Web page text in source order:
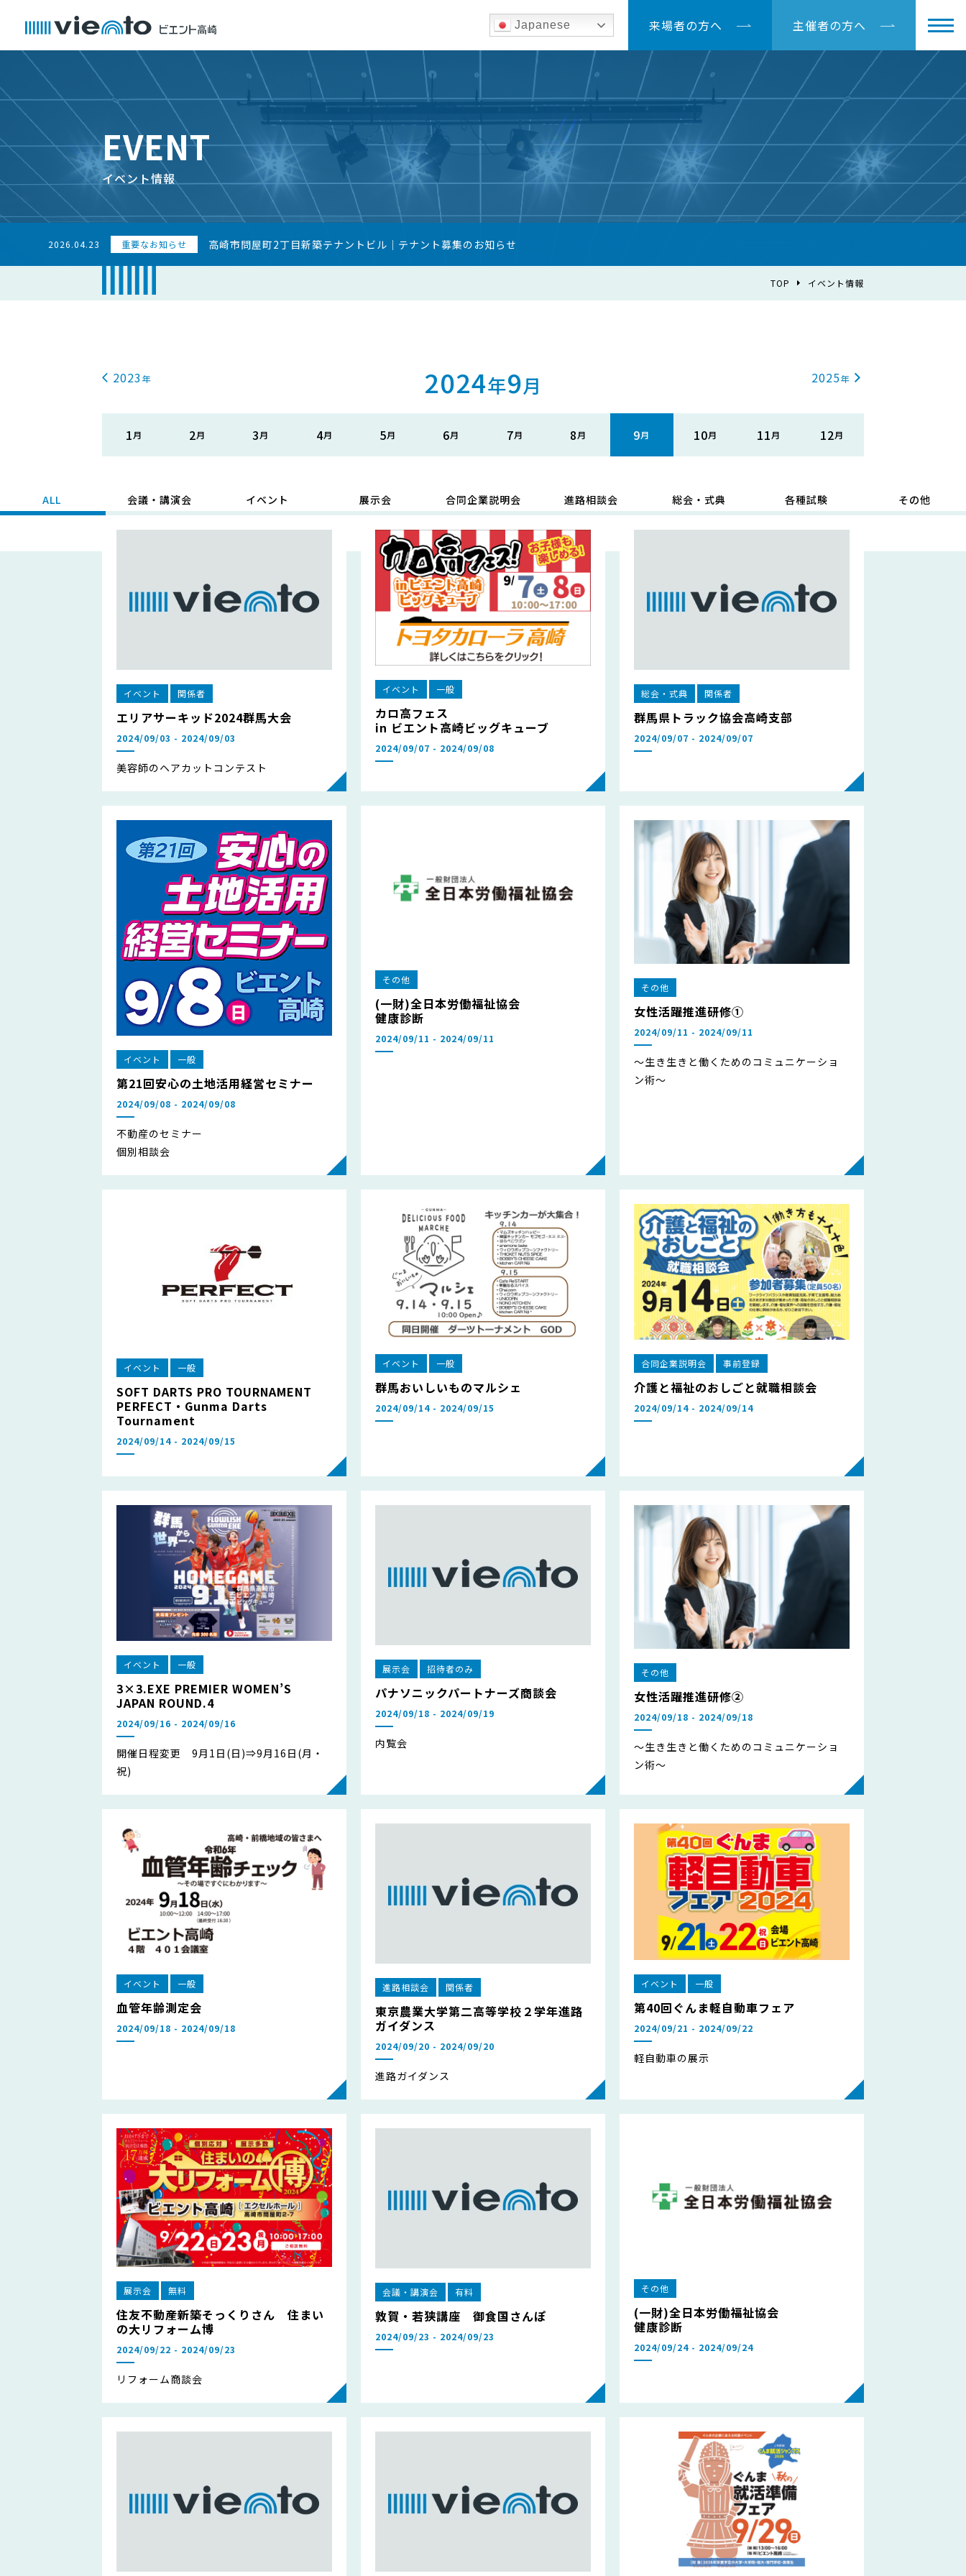
Japanese 来場者の方へ 主催者の方へ
EVENT
イベント情報
2026.04.23 重要なお知らせ 高崎市問屋町2丁目新築テナントビル｜テナント募集のお知らせ
TOP イベント情報
2023 2024年9月
1 2 3 4 5 6 7 8 9 10 11 12
2025
ALL 会議・講演会 イベント 展示会 合同企業説明会 進路相談会 総会・式典 各種試験 その他
イベント 関係者
エリアサーキッド2024群馬大会
2024/09/03 - 2024/09/03
美容師のヘアカットコンテスト
イベント 一般
カロ高フェス
in ビエント高崎ビッグキューブ
2024/09/07 - 2024/09/08
総会・式典 関係者
群馬県トラック協会高崎支部
2024/09/07 - 2024/09/07
イベント 一般
第21回安心の土地活用経営セミナー
2024/09/08 - 2024/09/08
不動産のセミナー
個別相談会
その他
(一財)全日本労働福祉協会
健康診断
2024/09/11 - 2024/09/11
その他
女性活躍推進研修①
2024/09/11 - 2024/09/11
～生き生きと働くためのコミュニケーショ
ン術～
イベント 一般
SOFT DARTS PRO TOURNAMENT
PERFECT・Gunma Darts
Tournament
2024/09/14 - 2024/09/15
イベント 一般
群馬おいしいものマルシェ
2024/09/14 - 2024/09/15
合同企業説明会 事前登録
介護と福祉のおしごと就職相談会
2024/09/14 - 2024/09/14
イベント 一般
3×3.EXE PREMIER WOMEN’S
JAPAN ROUND.4
2024/09/16 - 2024/09/16
開催日程変更 9月1日(日)⇒9月16日(月・
祝)
展示会 招待者のみ
パナソニックパートナーズ商談会
2024/09/18 - 2024/09/19
内覧会
その他
女性活躍推進研修②
2024/09/18 - 2024/09/18
～生き生きと働くためのコミュニケーショ
ン術～
イベント 一般
血管年齢測定会
2024/09/18 - 2024/09/18
進路相談会 関係者
東京農業大学第二高等学校２学年進路
ガイダンス
2024/09/20 - 2024/09/20
進路ガイダンス
イベント 一般
第40回ぐんま軽自動車フェア
2024/09/21 - 2024/09/22
軽自動車の展示
展示会 無料
住友不動産新築そっくりさん 住まい
の大リフォーム博
2024/09/22 - 2024/09/23
リフォーム商談会
会議・講演会 有料
敦賀・若狭講座 御食国さんぽ
2024/09/23 - 2024/09/23
その他
(一財)全日本労働福祉協会
健康診断
2024/09/24 - 2024/09/24